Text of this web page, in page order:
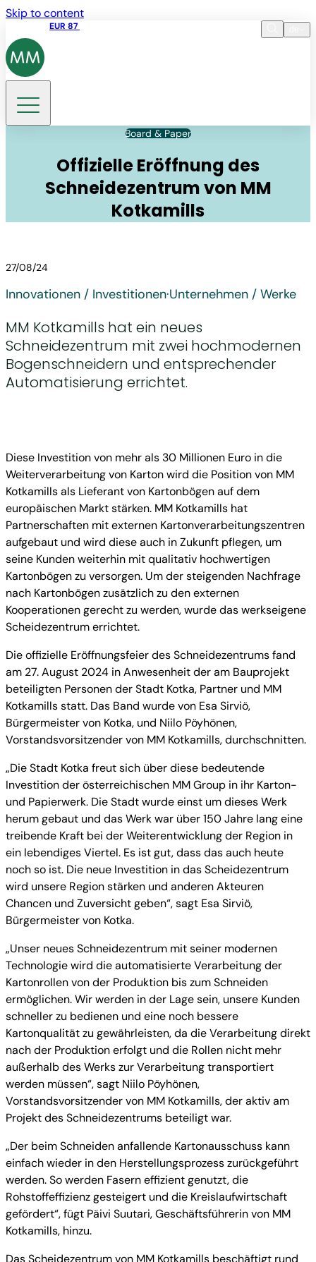
Skip to content
EUR 87
DE
Board & Paper
Offizielle Eröffnung des
Schneidezentrum von MM
Kotkamills
Innovationen / Investitionen·Unternehmen / Werke
27/08/24
MM Kotkamills hat ein neues
Schneidezentrum mit zwei hochmodernen
Bogenschneidern und entsprechender
Automatisierung errichtet.
Diese Investition von mehr als 30 Millionen Euro in die
Weiterverarbeitung von Karton wird die Position von MM
Kotkamills als Lieferant von Kartonbögen auf dem
europäischen Markt stärken. MM Kotkamills hat
Partnerschaften mit externen Kartonverarbeitungszentren
aufgebaut und wird diese auch in Zukunft pflegen, um
seine Kunden weiterhin mit qualitativ hochwertigen
Kartonbögen zu versorgen. Um der steigenden Nachfrage
nach Kartonbögen zusätzlich zu den externen
Kooperationen gerecht zu werden, wurde das werkseigene
Scheidezentrum errichtet.
Die offizielle Eröffnungsfeier des Schneidezentrums fand
am 27. August 2024 in Anwesenheit der am Bauprojekt
beteiligten Personen der Stadt Kotka, Partner und MM
Kotkamills statt. Das Band wurde von Esa Sirviö,
Bürgermeister von Kotka, und Niilo Pöyhönen,
Vorstandsvorsitzender von MM Kotkamills, durchschnitten.
„Die Stadt Kotka freut sich über diese bedeutende
Investition der österreichischen MM Group in ihr Karton-
und Papierwerk. Die Stadt wurde einst um dieses Werk
herum gebaut und das Werk war über 150 Jahre lang eine
treibende Kraft bei der Weiterentwicklung der Region in
ein lebendiges Viertel. Es ist gut, dass das auch heute
noch so ist. Die neue Investition in das Scheidezentrum
wird unsere Region stärken und anderen Akteuren
Chancen und Zuversicht geben“, sagt Esa Sirviö,
Bürgermeister von Kotka.
„Unser neues Schneidezentrum mit seiner modernen
Technologie wird die automatisierte Verarbeitung der
Kartonrollen von der Produktion bis zum Schneiden
ermöglichen. Wir werden in der Lage sein, unsere Kunden
schneller zu bedienen und eine noch bessere
Kartonqualität zu gewährleisten, da die Verarbeitung direkt
nach der Produktion erfolgt und die Rollen nicht mehr
außerhalb des Werks zur Verarbeitung transportiert
werden müssen“, sagt Niilo Pöyhönen,
Vorstandsvorsitzender von MM Kotkamills, der aktiv am
Projekt des Schneidezentrums beteiligt war.
„Der beim Schneiden anfallende Kartonausschuss kann
einfach wieder in den Herstellungsprozess zurückgeführt
werden. So werden Fasern effizient genutzt, die
Rohstoffeffizienz gesteigert und die Kreislaufwirtschaft
gefördert“, fügt Päivi Suutari, Geschäftsführerin von MM
Kotkamills, hinzu.
Das Scheidezentrum von MM Kotkamills beschäftigt rund